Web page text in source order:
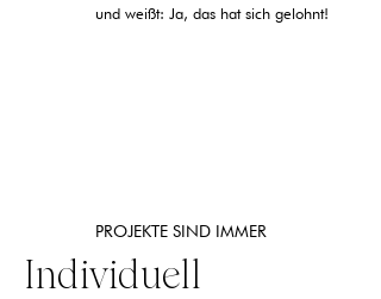
und weißt: Ja, das hat sich gelohnt!
PROJEKTE SIND IMMER
Individuell